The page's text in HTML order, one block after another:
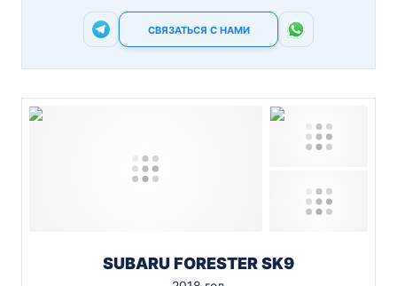
СВЯЗАТЬСЯ С НАМИ
SUBARU FORESTER SK9